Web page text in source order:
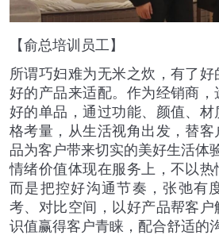
【俞总培训员工】
所谓巧妇难为无米之炊，有了
好的产品来适配。作为经销商，
好的单品，通过功能、颜值、
格考量，从生活视角出发，替
品为客户带来切实的美好生活体
情绪价值体现在服务上，不以热
而是把控好沟通节奏，张弛有
考、对比空间，以好产品帮客
识值赢得客户青睐，配合舒适的